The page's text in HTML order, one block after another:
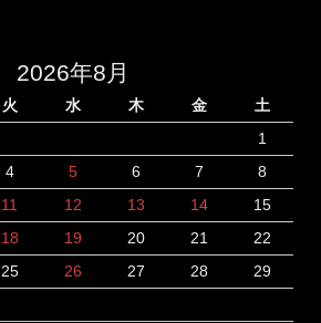
2026年8月
火 水 木 金
土
1
4 5 6 7
8
11 12 13 14
15
18 19 20 21
22
25 26 27 28
29